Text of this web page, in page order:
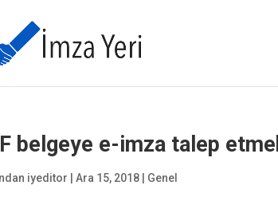
belgeye e-imza talep
iyeditor |Ara 15, 2018 Genel